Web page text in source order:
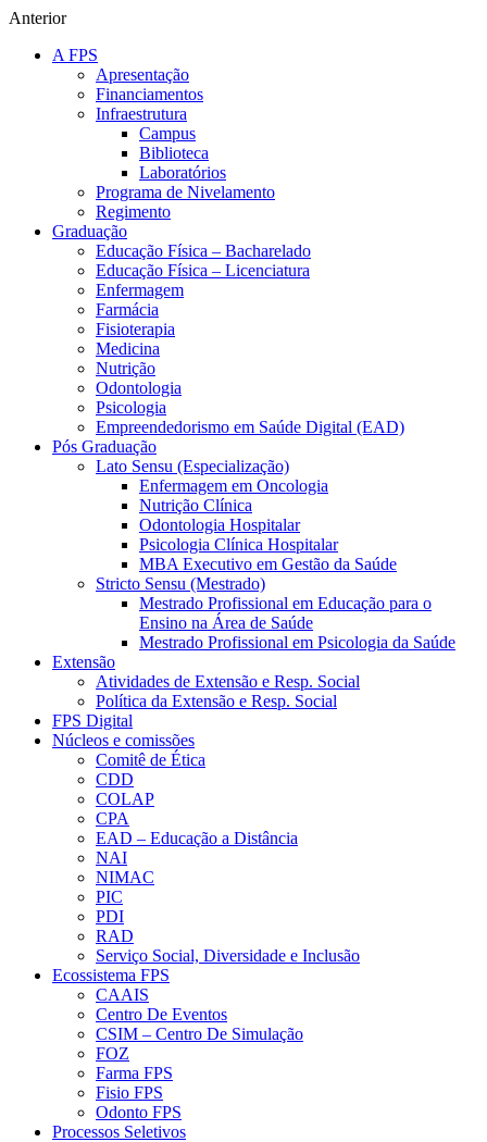
Anterior
A FPS
Apresentação
Financiamentos
Infraestrutura
Campus
Biblioteca
Laboratórios
Programa de Nivelamento
Regimento
Graduação
Educação Física – Bacharelado
Educação Física – Licenciatura
Enfermagem
Farmácia
Fisioterapia
Medicina
Nutrição
Odontologia
Psicologia
Empreendedorismo em Saúde Digital (EAD)
Pós Graduação
Lato Sensu (Especialização)
Enfermagem em Oncologia
Nutrição Clínica
Odontologia Hospitalar
Psicologia Clínica Hospitalar
MBA Executivo em Gestão da Saúde
Stricto Sensu (Mestrado)
Mestrado Profissional em Educação para o
Ensino na Área de Saúde
Mestrado Profissional em Psicologia da Saúde
Extensão
Atividades de Extensão e Resp. Social
Política da Extensão e Resp. Social
FPS Digital
Núcleos e comissões
Comitê de Ética
CDD
COLAP
CPA
EAD – Educação a Distância
NAI
NIMAC
PIC
PDI
RAD
Serviço Social, Diversidade e Inclusão
Ecossistema FPS
CAAIS
Centro De Eventos
CSIM – Centro De Simulação
FOZ
Farma FPS
Fisio FPS
Odonto FPS
Processos Seletivos